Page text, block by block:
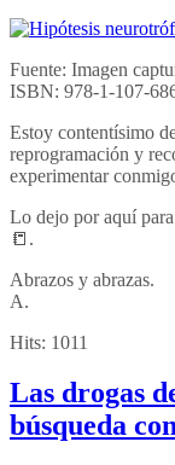
Fuente: Imagen
ISBN: 978-1-107-
Estoy contentísimo
reprogramación y
experimentar
Lo dejo por aquí
📒.
Abrazos y abrazas.
A.
Hits: 1011
Las drogas
búsqueda